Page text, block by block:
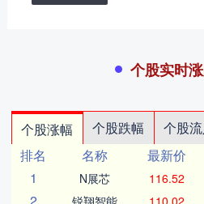
个股实时
个股涨幅 个股跌幅 个股
排名
名称 最新价
1
N展芯 116.52
2 锐翔智能 110.02